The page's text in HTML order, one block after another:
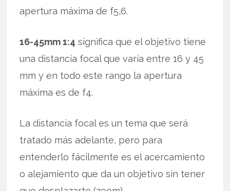
apertura máxima de f5,6.
16-45mm 1:4 significa que el objetivo tiene
una distancia focal que varía entre 16 y 45
mm y en todo este rango la apertura
máxima es de f4.
La distancia focal es un tema que será
tratado más adelante, pero para
entenderlo fácilmente es el acercamiento
o alejamiento que da un objetivo sin tener